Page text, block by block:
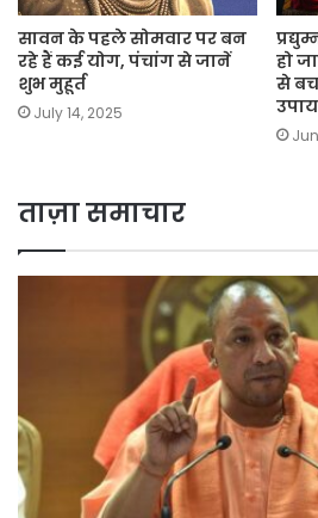
सावन के पहले सोमवार पर बन
रहे हैं कई योग, पंचांग से जानें
शुभ मुहूर्त
July 14, 2025
हो
से
उपाय
ताज़ा समाचार